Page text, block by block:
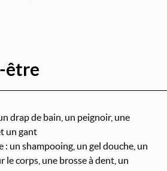
être
drap de bain, un peignoir, une
un gant
un shampooing, un gel douche, un
le corps, une brosse à dent, un